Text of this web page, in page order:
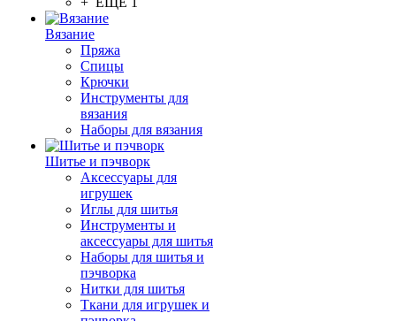
Вязание
Пряжа
Спицы
Крючки
Инструменты для
вязания
Наборы для вязания
Шитье и пэчворк
Аксессуары для
игрушек
Иглы для шитья
Инструменты и
аксессуары для шитья
Наборы для шитья и
пэчворка
Нитки для шитья
Ткани для игрушек и